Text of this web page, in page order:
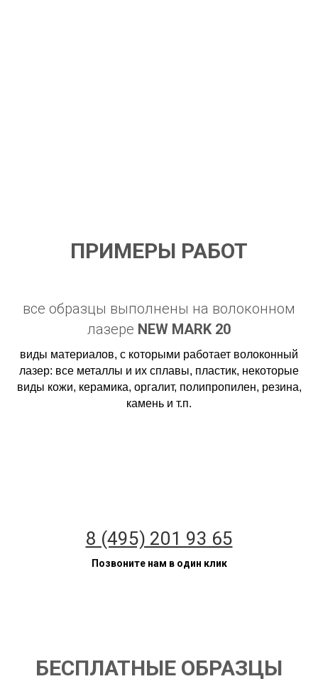
ПРИМЕРЫ РАБОТ
все образцы выполнены на волоконном
лазере NEW MARK 20
виды материалов, с которыми работает волоконный
лазер: все металлы и их сплавы, пластик, некоторые
виды кожи, керамика, оргалит, полипропилен, резина,
камень и т.п.
8 (495) 201 93 65
Позвоните нам в один клик
БЕСПЛАТНЫЕ ОБРАЗЦЫ